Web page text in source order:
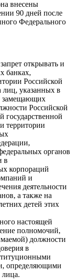
внесены
90 дней после
Федерального
открывать и
банках,
Российской
лиц, указанных в
замещающих
Российской
государственной
территории
органов
в
корпораций
и
деятельности
а также на
детей этих
настоящей
полномочий,
должности
в
определяющими
лица.